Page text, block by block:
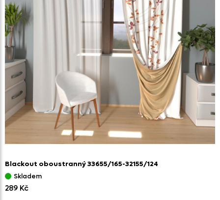
Blackout oboustranný 33655/165-32155/124
Skladem
289 Kč